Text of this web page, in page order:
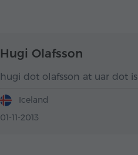
Hugi Olafsson
hugi dot olafsson at uar dot is
Iceland
01-11-2013